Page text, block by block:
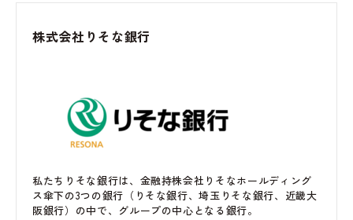
株式会社りそな銀行
私たちりそな銀行は、金融持株会社りそなホールディング
ス傘下の3つの銀行（りそな銀行、埼玉りそな銀行、近畿大
阪銀行）の中で、グループの中心となる銀行。